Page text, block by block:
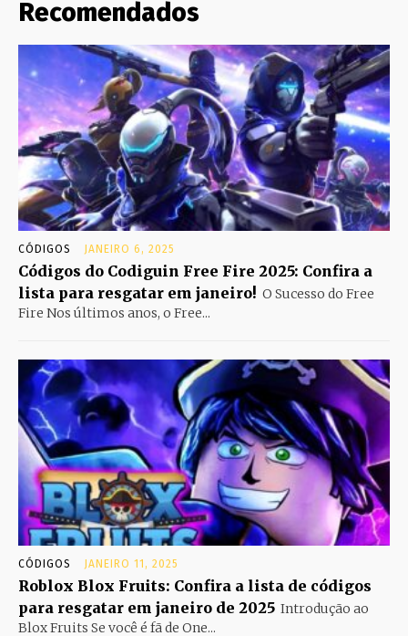
Recomendados
CÓDIGOS JANEIRO 6, 2025
Códigos do Codiguin Free Fire 2025: Confira a
lista para resgatar em janeiro! O Sucesso do Free
Fire Nos últimos anos, o Free...
CÓDIGOS JANEIRO 11, 2025
Roblox Blox Fruits: Confira a lista de códigos
para resgatar em janeiro de 2025 Introdução ao
Blox Fruits Se você é fã de One...